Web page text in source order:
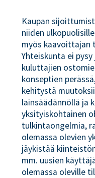
Kaupan
niiden
myös kaavoittajan
Yhteiskunta ei
kuluttajien
konseptien
kehitystä
lainsäädännöllä ja
yksityiskohtainen
tulkintaongelmia,
olemassa olevien
jäykistää
mm. uusien
olemassa oleville